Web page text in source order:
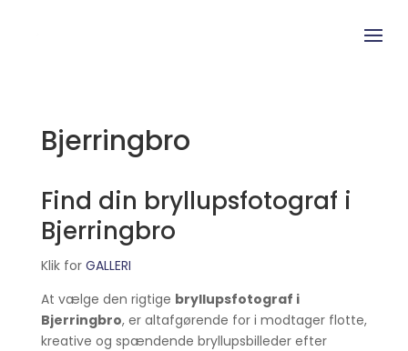
Bjerringbro
Find din bryllupsfotograf i
Bjerringbro
Klik for GALLERI
At vælge den rigtige bryllupsfotograf i
Bjerringbro, er altafgørende for i modtager flotte,
kreative og spændende bryllupsbilleder efter